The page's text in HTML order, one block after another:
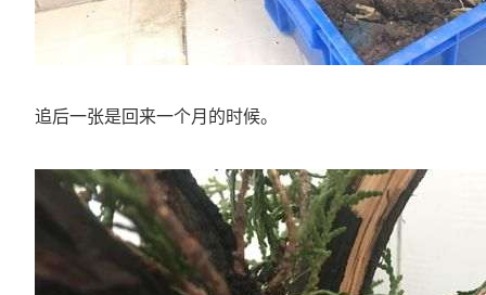
追后一张是回来一个月的时候。